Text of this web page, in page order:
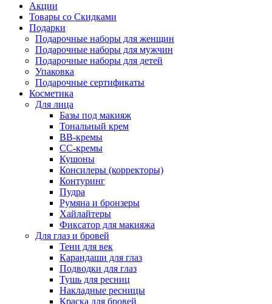
Акции
Товары со Скидками
Подарки
Подарочные наборы для женщин
Подарочные наборы для мужчин
Подарочные наборы для детей
Упаковка
Подарочные сертификаты
Косметика
Для лица
Базы под макияж
Тональный крем
BB-кремы
CC-кремы
Кушоны
Консилеры (корректоры)
Контуринг
Пудра
Румяна и бронзеры
Хайлайтеры
Фиксатор для макияжа
Для глаз и бровей
Тени для век
Карандаши для глаз
Подводки для глаз
Тушь для ресниц
Накладные ресницы
Краска для бровей